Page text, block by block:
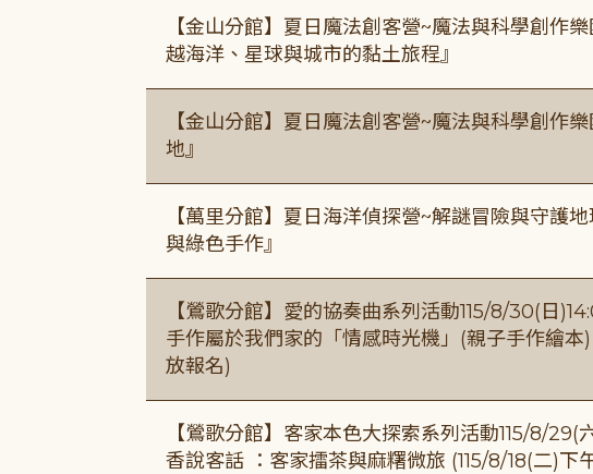
【金山分館】夏日魔法創客營~魔法與科學創作
越海洋、星球與城市的黏土旅程』
【金山分館】夏日魔法創客營~魔法與科學創作
地』
【萬里分館】夏日海洋偵探營~解謎冒險與守護
與綠色手作』
【鶯歌分館】愛的協奏曲系列活動115/8/30(日
手作屬於我們家的「情感時光機」(親子手作繪本
放報名)
【鶯歌分館】客家本色大探索系列活動115/8/29(
香說客話 ：客家擂茶與麻糬微旅 (115/8/18(二)下